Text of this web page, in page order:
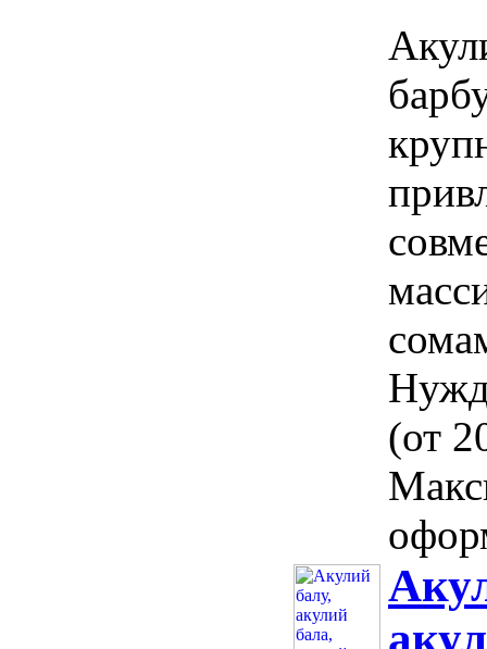
(от